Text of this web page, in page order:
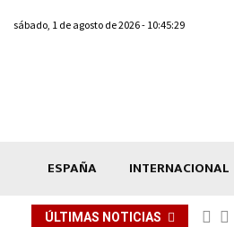
sábado, 1 de agosto de 2026 - 10:45:29
ESPAÑA INTERNACIONAL
ÚLTIMAS NOTICIAS